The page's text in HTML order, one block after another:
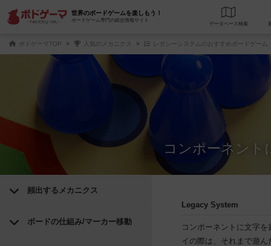
世界のボードゲームを楽しもう！
ボードゲーム専門の総合情報サイト
データベース
ボドゲーマTOP 人気のメカニクス レガシーシステムのおすすめボードゲーム
コンポーネント
頻出するメカニクス
ボードの仕組み/マーカー移動
Legacy System
コンポーネントに文字
イの際は、それまで遊